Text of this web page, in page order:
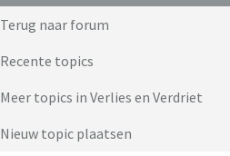
Terug naar forum
Recente topics
Meer topics in Verlies en Verdriet
Nieuw topic plaatsen